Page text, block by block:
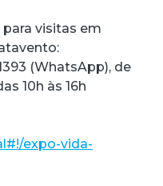
visitas em
(WhatsApp), de
10h às 16h
expo-vida-